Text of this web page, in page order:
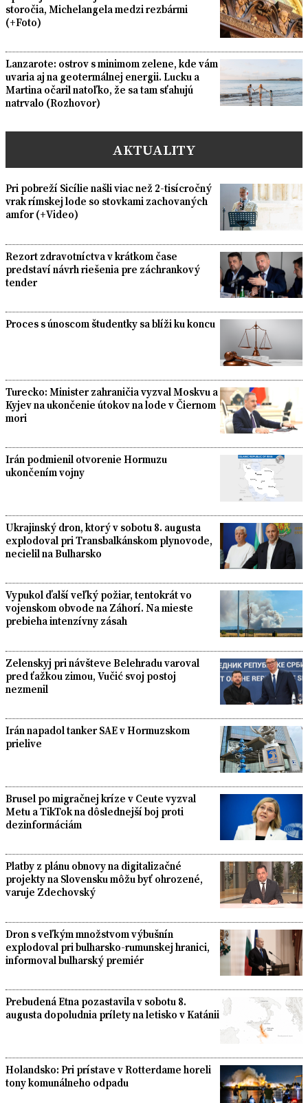
storočia, Michelangela medzi rezbármi
(+Foto)
Lanzarote: ostrov s minimom zelene, kde vám
uvaria aj na geotermálnej energii. Lucku a
Martina očaril natoľko, že sa tam sťahujú
natrvalo (Rozhovor)
AKTUALITY
Pri pobreží Sicílie našli viac než 2-tisícročný
vrak rímskej lode so stovkami zachovaných
amfor (+Video)
Rezort zdravotníctva v krátkom čase
predstaví návrh riešenia pre záchrankový
tender
Proces s únoscom študentky sa blíži ku koncu
Turecko: Minister zahraničia vyzval Moskvu a
Kyjev na ukončenie útokov na lode v Čiernom
mori
Irán podmienil otvorenie Hormuzu
ukončením vojny
Ukrajinský dron, ktorý v sobotu 8. augusta
explodoval pri Transbalkánskom plynovode,
necielil na Bulharsko
Vypukol ďalší veľký požiar, tentokrát vo
vojenskom obvode na Záhorí. Na mieste
prebieha intenzívny zásah
Zelenskyj pri návšteve Belehradu varoval
pred ťažkou zimou, Vučić svoj postoj
nezmenil
Irán napadol tanker SAE v Hormuzskom
prielive
Brusel po migračnej kríze v Ceute vyzval
Metu a TikTok na dôslednejší boj proti
dezinformáciám
Platby z plánu obnovy na digitalizačné
projekty na Slovensku môžu byť ohrozené,
varuje Zdechovský
Dron s veľkým množstvom výbušnín
explodoval pri bulharsko-rumunskej hranici,
informoval bulharský premiér
Prebudená Etna pozastavila v sobotu 8.
augusta dopoludnia prílety na letisko v Katánii
Holandsko: Pri prístave v Rotterdame horeli
tony komunálneho odpadu